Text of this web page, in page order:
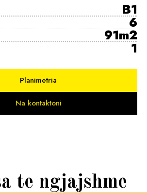
B1
6
91m2
1
Planimetria
Na kontaktoni
te ngjajshme